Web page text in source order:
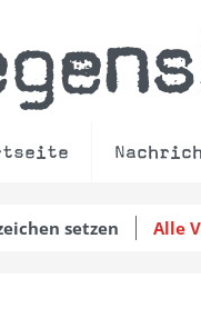
setzen Alle